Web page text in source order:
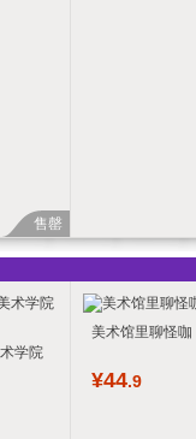
售罄
学院
美术馆里聊怪咖
¥44.9